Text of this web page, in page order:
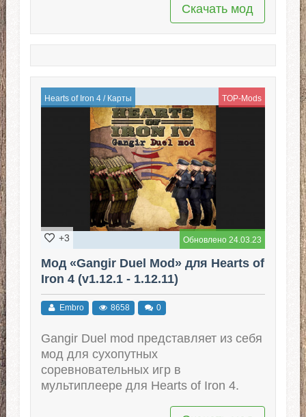
Скачать мод
Hearts of Iron 4/ Карты TOP-Mods
Обновлено 24.03.23
+3
Мод «Gangir Duel Mod» для Hearts of
Iron 4 (v1.12.1 - 1.12.11)
Embro 8658 0
Gangir Duel mod представляет из себя
мод для сухопутных
соревновательных игр в
мультиплеере для Hearts of Iron 4.